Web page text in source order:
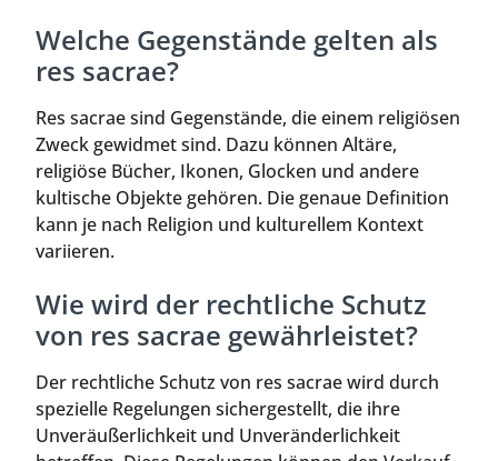
Welche Gegenstände gelten als
res sacrae?
Res sacrae sind Gegenstände, die einem religiösen
Zweck gewidmet sind. Dazu können Altäre,
religiöse Bücher, Ikonen, Glocken und andere
kultische Objekte gehören. Die genaue Definition
kann je nach Religion und kulturellem Kontext
variieren.
Wie wird der rechtliche Schutz
von res sacrae gewährleistet?
Der rechtliche Schutz von res sacrae wird durch
spezielle Regelungen sichergestellt, die ihre
Unveräußerlichkeit und Unveränderlichkeit